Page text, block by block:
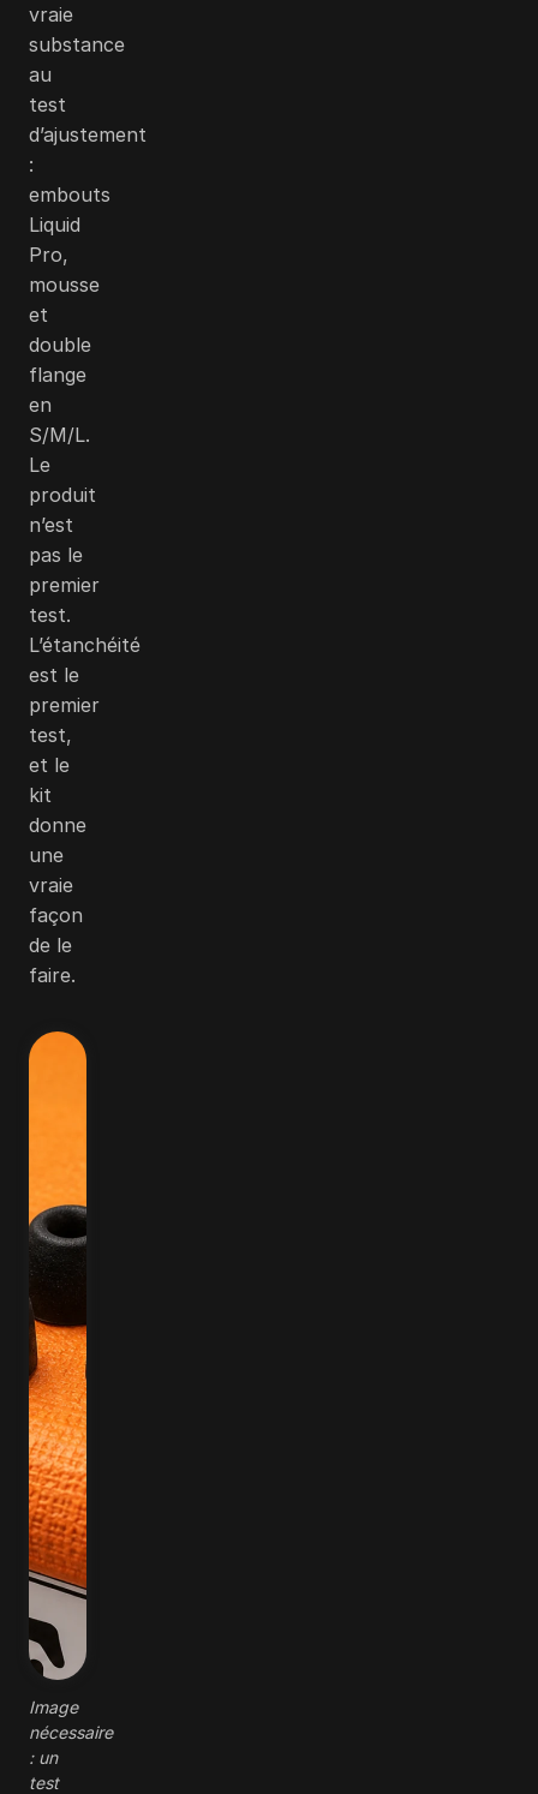
vraie
substance
au
test
d’ajustement
:
embouts
Liquid
Pro,
mousse
et
double
flange
en
S/M/L.
Le
produit
n’est
pas le
premier
test.
L’étanchéité
est le
premier
test,
et le
kit
donne
une
vraie
façon
de le
faire.
Image
nécessaire
: un
test